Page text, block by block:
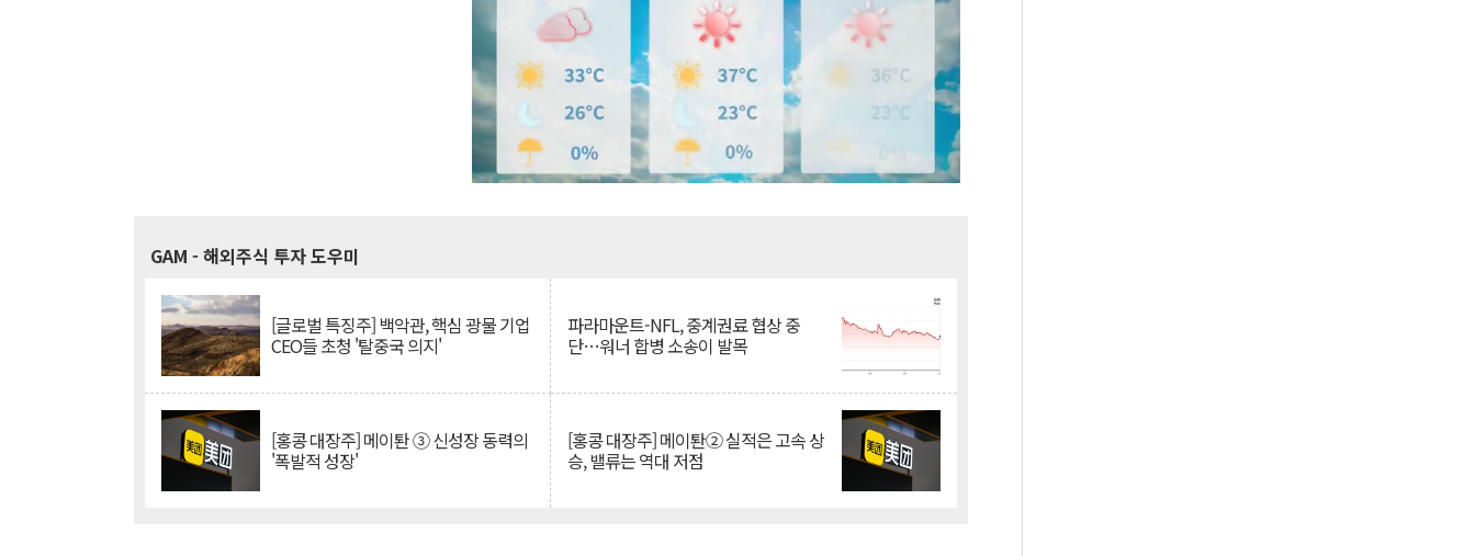
GAM - 해외주식 투자 도우미
[글로벌 특징주] 백악관, 핵심 광물 기업
CEO들 초청 '탈중국 의지'
파라마운트-NFL, 중계권료 협상 중
단…워너 합병 소송이 발목
[홍콩 대장주] 메이퇀 ③ 신성장 동력의
'폭발적 성장'
[홍콩 대장주] 메이퇀② 실적은 고속 상
승, 밸류는 역대 저점